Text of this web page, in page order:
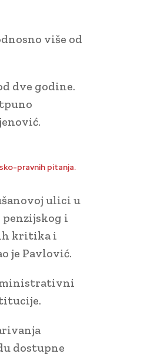
više od
dve godine.
pravnih pitanja.
ulici u
penzijskog i
kritika i
je Pavlović.
dostupne